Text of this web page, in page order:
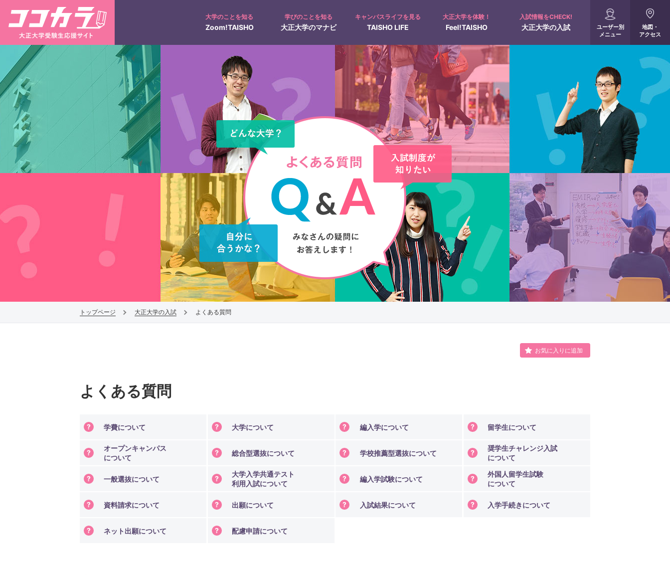
大学のことを知る
Zoom!TAISHO
3分で分かる！大正大学 在学生の1日 動画で見る！大正大学 360°パノラマビュー
学びのことを知る
大正大学のマナビ
学びの特徴 仏教学科Navi 地域創生学部特設ページ
仏教学部
仏教学科
仏教学専攻
仏教文化遺産専攻
宗学専攻
哲学・宗教文化コース
国際文化コース
歴史学科
日本史コース
人間学部
人間科学科
社会福祉学科
臨床心理学部
臨床心理学科
表現学部
ライフデザインコース
クリエイティブライティングコース
メディア表現学科
公共政策学科 デジタル文化財情報学科
キャンパスライフを見る
TAISHO LIFE
キャンパス紹介 キャンパスカレンダー クラブ・サークル活動 奨学金制度 サポート制度
大正大学を体験！
Feel!TAISHO
大正コネクト キャンパス見学 オープンキャンパス 全国進学相談会
入試情報をCHECK!
大正大学の入試
入試のポイント
入試日程 入試概要
ネット出願について 入試Q&A 配慮申請について
入学検定料の返還について 入学手続について オンライン受験票
合否照会 過去問題の出題方針 出願・入試結果速報
過去の入試結果
ユーザー別
メニュー
地図・
アクセス
トップページ 大正大学の入試 よくある質問
お気に入りに追加
よくある質問
学費について 大学について 編入学について 留学生について
オープンキャンパス
について
総合型選抜について 学校推薦型選抜について
奨学生チャレンジ入試
について
一般選抜について
大学入学共通テスト
利用入試について
編入学試験について
外国人留学生試験
について
資料請求について 出願について 入試結果について 入学手続きについて
ネット出願について 配慮申請について